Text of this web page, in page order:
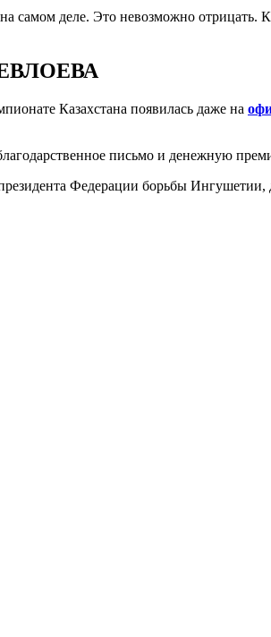
самом деле. Это невозможно отрицать.
Казахстана появилась даже на
письмо и денежную
Федерации борьбы Ингушетии,